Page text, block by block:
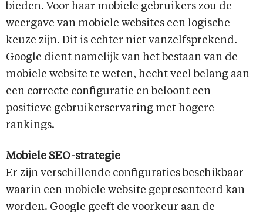
bieden. Voor haar mobiele gebruikers zou de
weergave van mobiele websites een logische
keuze zijn. Dit is echter niet vanzelfsprekend.
Google dient namelijk van het bestaan van de
mobiele website te weten, hecht veel belang aan
een correcte configuratie en beloont een
positieve gebruikerservaring met hogere
rankings.
Mobiele SEO-strategie
Er zijn verschillende configuraties beschikbaar
waarin een mobiele website gepresenteerd kan
worden. Google geeft de voorkeur aan de